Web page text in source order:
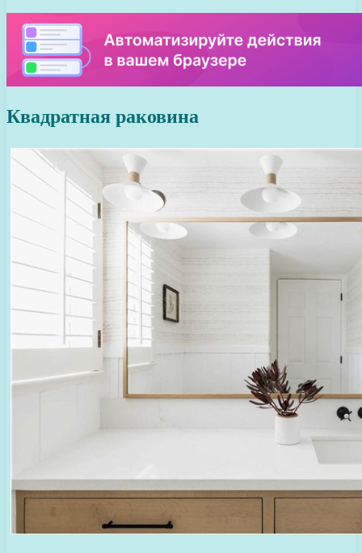
Квадратная раковина